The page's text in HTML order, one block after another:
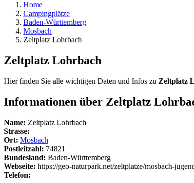
Home
Campingplätze
Baden-Württemberg
Mosbach
Zeltplatz Lohrbach
Zeltplatz Lohrbach
Hier finden Sie alle wichtigen Daten und Infos zu Zeltplatz
Informationen über Zeltplatz
Name: Zeltplatz Lohrbach
Strasse:
Ort: Mosbach
Postleitzahl: 74821
Bundesland: Baden-Württemberg
Webseite: https://geo-naturpark.net/zeltplatze/mosbach-
Telefon: